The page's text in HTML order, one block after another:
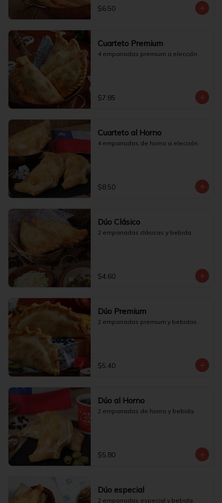
$6.50
Cuarteto Premium
4 empanadas premium a elección.
$7.85
Cuarteto al Horno
4 empanadas de horno a elección.
$8.50
Dúo Clásico
2 empanadas clásicas y bebida.
$4.60
Dúo Premium
2 empanadas premium y bebidas.
$5.40
Dúo al Horno
2 empanadas de horno y bebida.
$5.80
Dúo especial
2 empanadas especial y bebida.